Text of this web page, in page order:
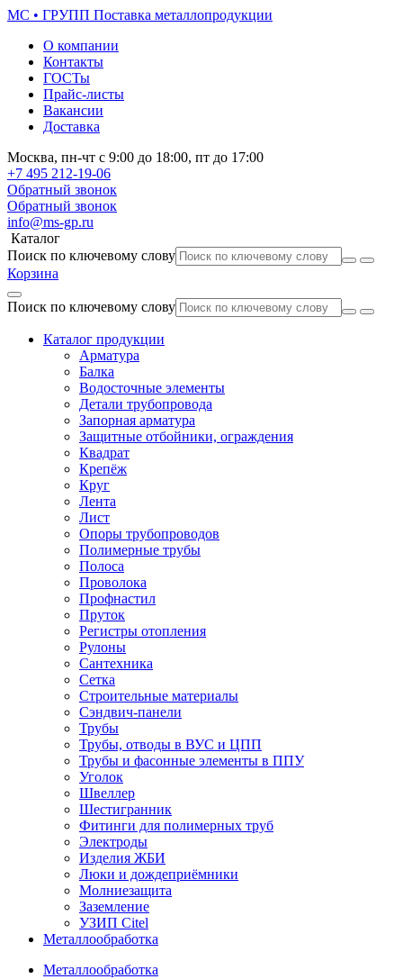
МС • ГРУПП Поставка металлопродукции
О компании
Контакты
ГОСТы
Прайс-листы
Вакансии
Доставка
Москва, пн-чт с 9:00 до 18:00, пт до 17:00
+7 495 212-19-06
Обратный звонок
Обратный звонок
info@ms-gp.ru
Каталог
Поиск по ключевому слову
Корзина
Поиск по ключевому слову
Каталог продукции
Арматура
Балка
Водосточные элементы
Детали трубопровода
Запорная арматура
Защитные отбойники, ограждения
Квадрат
Крепёж
Круг
Лента
Лист
Опоры трубопроводов
Полимерные трубы
Полоса
Проволока
Профнастил
Пруток
Регистры отопления
Рулоны
Сантехника
Сетка
Строительные материалы
Сэндвич-панели
Трубы
Трубы, отводы в ВУС и ЦПП
Трубы и фасонные элементы в ППУ
Уголок
Швеллер
Шестигранник
Фитинги для полимерных труб
Электроды
Изделия ЖБИ
Люки и дождеприёмники
Молниезащита
Заземление
УЗИП Citel
Металлообработка
Металлообработка